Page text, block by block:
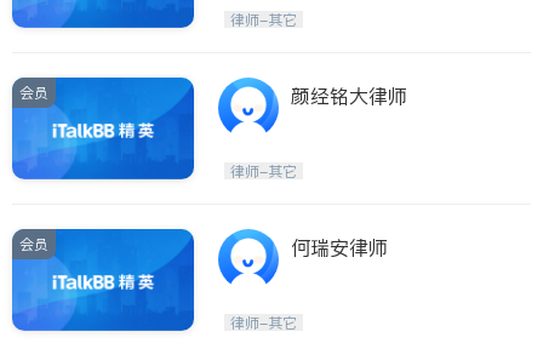
Stouffville
Maple
Waterloo
Guelph
Ajax
Oshawa
Niagara Falls
Pickering
Concord
Port Perry
King
律师-其它
会员 颜经铭大律师
律师-其它
会员 何瑞安律师
律师-其它